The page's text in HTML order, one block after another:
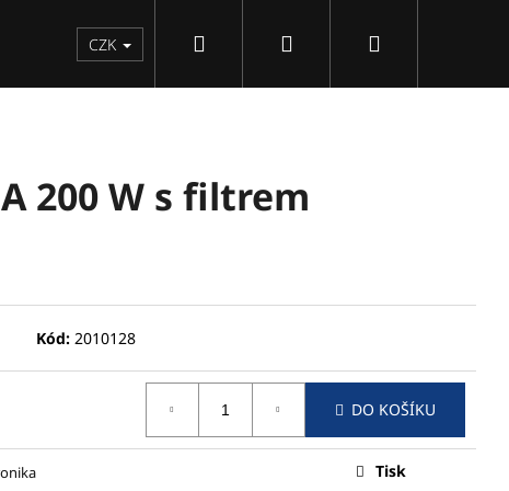
CZK Přihlášení
200 W s filtrem
Kód: 2010128
DO KOŠÍKU
Tisk